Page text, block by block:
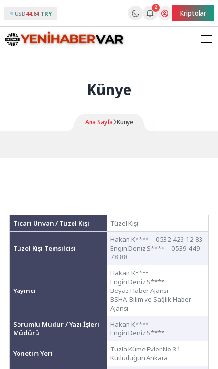
USD44.64 TRY
2
Kriptolar
Künye
Ana Sayfa Künye
Ticari Ünvan / Tüzel Kişi Tüzel Kişi
Tüzel Kişi Temsilcisi
Hakan K**** – 0532 423 12 83
Engin Deniz S**** – 0539 449
78 88
Yayıncı
Hakan K****
Engin Deniz S****
Beyaz Haber Ajansı
BSHA: Bilim ve Sağlık Haber
Ajansı
Sorumlu Müdür / Yazı İşleri
Müdürü
Hakan K****
Engin Deniz S****
Yönetim Yeri
Tuzla Küme Evler No 31 –
Kutluduğün Ankara